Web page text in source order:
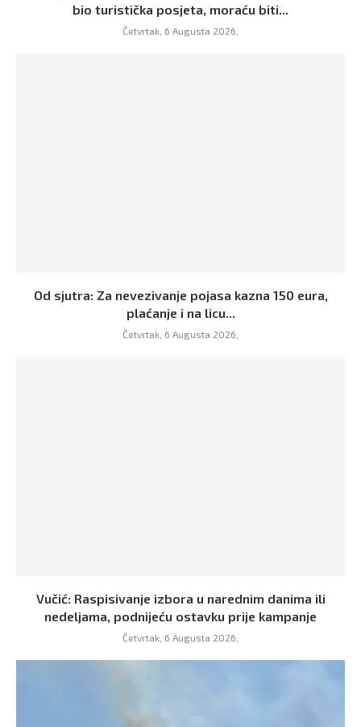
bio turistička posjeta, moraću biti...
Četvrtak, 6 Augusta 2026,
Od sjutra: Za nevezivanje pojasa kazna 150 eura,
plaćanje i na licu...
Četvrtak, 6 Augusta 2026,
Vučić: Raspisivanje izbora u narednim danima ili
nedeljama, podnijeću ostavku prije kampanje
Četvrtak, 6 Augusta 2026,